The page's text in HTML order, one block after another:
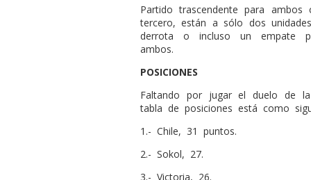
Partido trascendente para
tercero, están a sólo dos
derrota o incluso un empate
ambos.
POSICIONES
Faltando por jugar el duelo de
tabla de posiciones está como
1.- Chile, 31 puntos.
2.- Sokol, 27.
3.- Victoria, 26.